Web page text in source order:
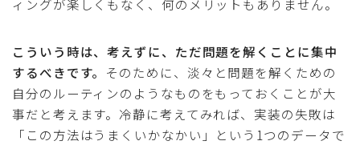
ィングが楽しくもなく、何のメリットもありません。
こういう時は、考えずに、ただ問題を解くことに集中
するべきです。 そのために、淡々と問題を解くための
自分のルーティンのようなものをもっておくことが大
事だと考えます。冷静に考えてみれば、実装の失敗は
「この方法はうまくいかなかい」という1つのデータで